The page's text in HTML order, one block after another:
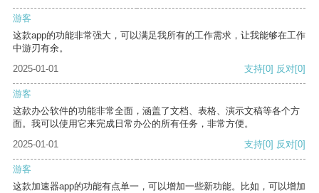
游客
这款app的功能非常强大，可以满足我所有的工作需求，让我能够在工作
中游刃有余。
2025-01-01
支持[0] 反对[0]
游客
这款办公软件的功能非常全面，涵盖了文档、表格、演示文稿等各个方
面。我可以使用它来完成日常办公的所有任务，非常方便。
2025-01-01
支持[0] 反对[0]
游客
这款加速器app的功能有点单一，可以增加一些新功能。比如，可以增加